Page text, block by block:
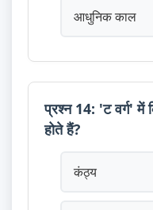
आधुनिक काल
प्रश्न 14: 'ट वर्ग' में
होते हैं?
कंठ्य